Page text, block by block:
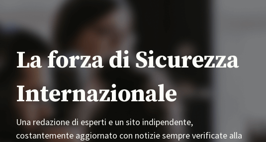
La forza di Sicurezza
Internazionale
Una redazione di esperti e un sito indipendente,
costantemente aggiornato con notizie sempre verificate alla